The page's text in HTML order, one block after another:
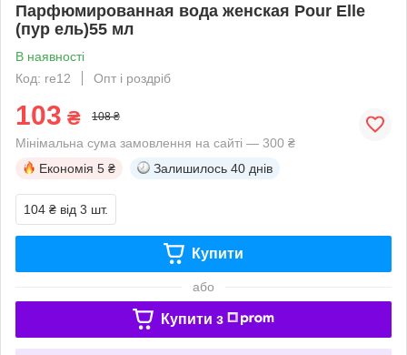
Парфюмированная вода женская Pour Elle
(пур ель)55 мл
В наявності
Код: re12
Опт і роздріб
103 ₴ 108 ₴
Мінімальна сума замовлення на сайті — 300 ₴
Економія 5 ₴ Залишилось 40 днів
104 ₴ від 3 шт.
Купити
або
Купити з